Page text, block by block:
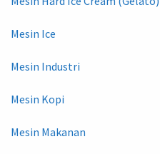
Mesin Ice
Mesin Industri
Mesin Kopi
Mesin Makanan